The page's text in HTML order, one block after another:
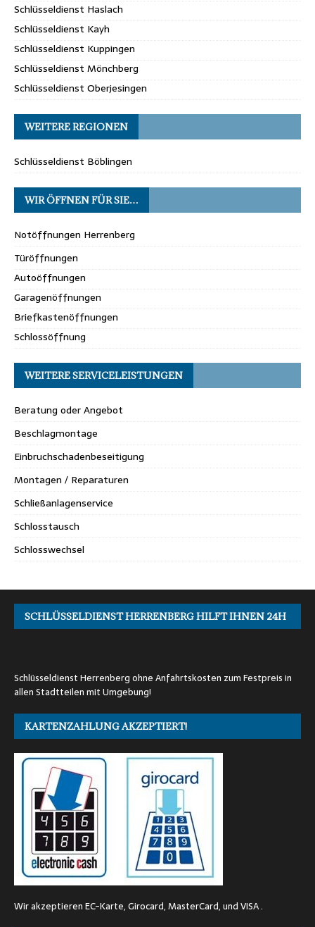
Schlüsseldienst Haslach
Schlüsseldienst Kayh
Schlüsseldienst Kuppingen
Schlüsseldienst Mönchberg
Schlüsseldienst Oberjesingen
WEITERE REGIONEN
Schlüsseldienst Böblingen
WIR ÖFFNEN FÜR SIE…
Notöffnungen Herrenberg
Türöffnungen
Autoöffnungen
Garagenöffnungen
Briefkastenöffnungen
Schlossöffnung
WEITERE SERVICELEISTUNGEN
Beratung oder Angebot
Beschlagmontage
Einbruchschadenbeseitigung
Montagen / Reparaturen
Schließanlagenservice
Schlosstausch
Schlosswechsel
SCHLÜSSELDIENST HERRENBERG HILFT IHNEN 24H
Schlüsseldienst Herrenberg ohne Anfahrtskosten zum Festpreis in
allen Stadtteilen mit Umgebung!
KARTENZAHLUNG AKZEPTIERT!
Wir akzeptieren EC-Karte, Girocard, MasterCard, und VISA .